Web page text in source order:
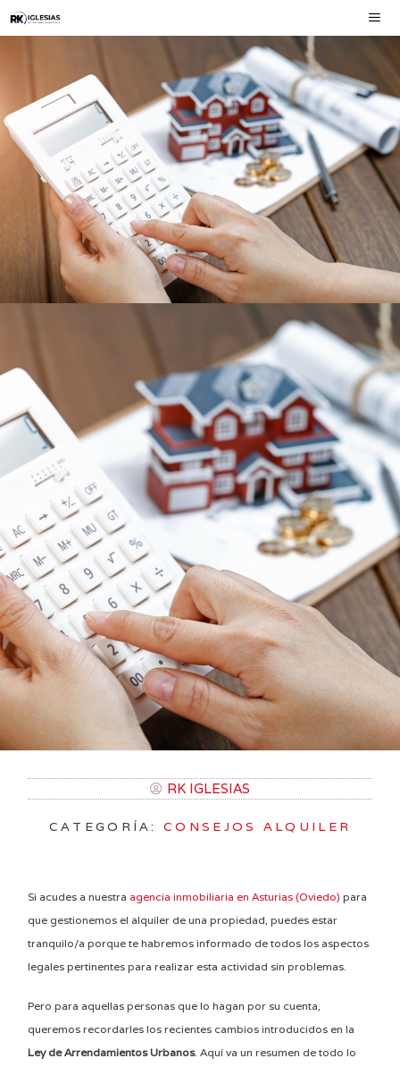
RK IGLESIAS
CATEGORÍA:CONSEJOS ALQUILER
Si acudes a nuestra agencia inmobiliaria en Asturias (Oviedo) para
que gestionemos el alquiler de una propiedad, puedes estar
tranquilo/a porque te habremos informado de todos los aspectos
legales pertinentes para realizar esta actividad sin problemas.
Pero para aquellas personas que lo hagan por su cuenta,
queremos recordarles los recientes cambios introducidos en la
Ley de Arrendamientos Urbanos. Aquí va un resumen de todo lo